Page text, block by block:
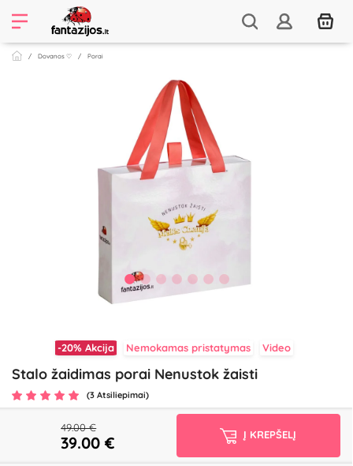
Dovanos ♡ Porai
-20% Akcija Nemokamas pristatymas Video
Stalo žaidimas porai Nenustok žaisti
(3 Atsiliepimai)
49.00 €
39.00 € Į KREPŠELĮ